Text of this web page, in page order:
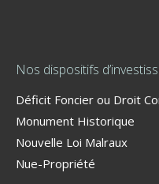
Nos dispositifs
Déficit Foncier ou Droit
Monument Historique
Nouvelle Loi Malraux
Nue-Propriété